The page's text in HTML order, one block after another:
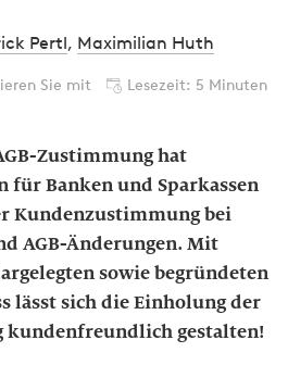
Pertl, Maximilian Huth
Sie mit Lesezeit: 5 Minuten
Zustimmung hat
für Banken und Sparkassen
Kundenzustimmung bei
AGB-Änderungen. Mit
sowie begründeten
lässt sich die Einholung der
gestalten!